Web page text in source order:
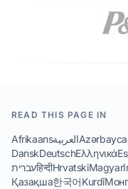
READ THIS PAGE IN
Afrikaansالعربية
DanskDeutschΕλληνικά
עבריתहिन्दीHrvatskiMagyar
Қазақша한국어Kurdî